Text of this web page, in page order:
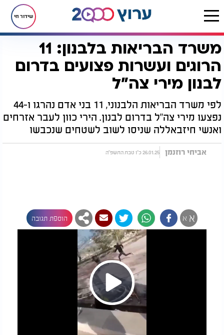
שידור חי
דף הבית חדשות חדשות בעולם משרד הבריאות בלבנון: 11 הרוגים ועשרות פצועים בדרום לבנון מירי צה"ל
משרד הבריאות בלבנון: 11
הרוגים ועשרות פצועים בדרום
לבנון מירי צה"ל
לפי משרד הבריאות הלבנוני, 11 בני אדם נהרגו ו-44
נפצעו מירי צה"ל בדרום לבנון. הירי כוון לעבר אזרחים
ואנשי חיזבאללה שניסו לשוב לשטחים שנכבשו
אביחי רוזנמן 26.01.25 כ"ו טבת התשפ"ה
א א הוספת תגובה
Playלהמשך קריאה